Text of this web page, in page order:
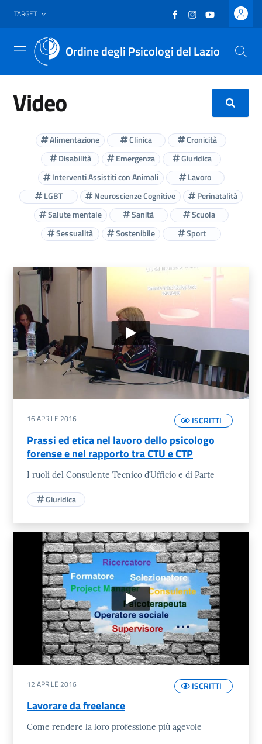
Vai al header
Vai al contenuto principale
Vai al footer
TARGET Facebook
(nuova scheda -
Instagram
(nuova scheda
YouTube
(nuova
Ordine degli Psicologi del Lazio
Menu
Video
Alimentazione Clinica
Cronicità
Disabilità
Emergenza
Giuridica
Interventi Assistiti con Animali
Lavoro
LGBT
Neuroscienze Cognitive
Perinatalità
Salute mentale
Sanità
Scuola
Sessualità
Sostenibile Sport
Elenco Video
ISCRITTI
16 APRILE 2016
Prassi ed etica nel lavoro dello psicologo
forense e nel rapporto tra CTU e CTP
I ruoli del Consulente Tecnico d’Ufficio e di Parte
Giuridica
ISCRITTI
12 APRILE 2016
Lavorare da freelance
Come rendere la loro professione più agevole